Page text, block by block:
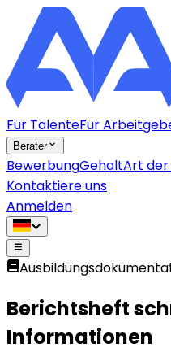
Für TalenteFür
Berater
BewerbungGehaltArt der
Kontaktiere uns
Anmelden
Berichtsheft
Informationen